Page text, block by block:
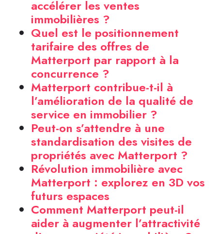
accélérer les ventes
immobilières ?
Quel est le positionnement
tarifaire des offres de
Matterport par rapport à la
concurrence ?
Matterport contribue-t-il à
l’amélioration de la qualité de
service en immobilier ?
Peut-on s’attendre à une
standardisation des visites de
propriétés avec Matterport ?
Révolution immobilière avec
Matterport : explorez en 3D vos
futurs espaces
Comment Matterport peut-il
aider à augmenter l’attractivité